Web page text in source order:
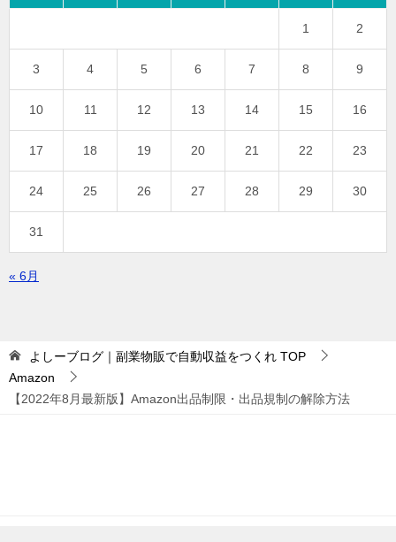
1 2
3 4 5 6 7 8 9
10 11 12 13 14 15 16
17 18 19 20 21 22 23
24 25 26 27 28 29 30
31
« 6月
よしーブログ｜副業物販で自動収益をつくれ TOP
Amazon
【2022年8月最新版】Amazon出品制限・出品規制の解除方法